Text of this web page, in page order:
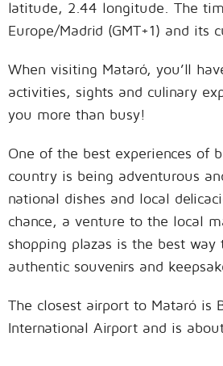
latitude, 2.44 longitude. The
Europe/Madrid (GMT+1) and its
When visiting Mataró, you’ll
activities, sights and culinary
you more than busy!
One of the best experiences of
country is being adventurous
national dishes and local
chance, a venture to the local
shopping plazas is the best way
authentic souvenirs and
The closest airport to Mataró is
International Airport and is